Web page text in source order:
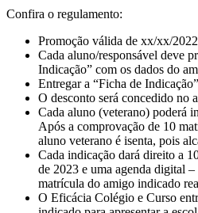
Confira o regulamento:
Promoção válida de xx/xx/
Cada aluno/responsável deve
Indicação” com os dados do
Entregar a “Ficha de
O desconto será concedido no
Cada aluno (veterano) poderá
Após a comprovação de 10
aluno veterano é isenta, pois
Cada indicação dará direito a
de 2023 e uma agenda digital
matrícula do amigo indicado
O Eficácia Colégio e Curso